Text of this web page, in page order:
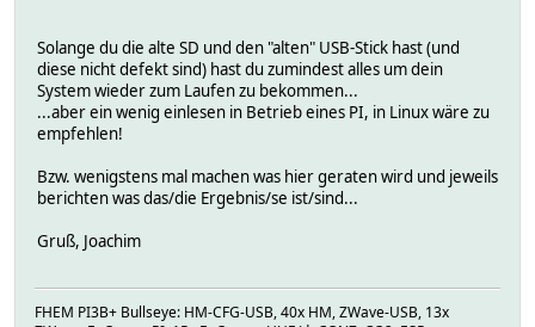
Solange du die alte SD und den "alten" USB-Stick hast (und
diese nicht defekt sind) hast du zumindest alles um dein
System wieder zum Laufen zu bekommen...
...aber ein wenig einlesen in Betrieb eines PI, in Linux wäre zu
empfehlen!
Bzw. wenigstens mal machen was hier geraten wird und jeweils
berichten was das/die Ergebnis/se ist/sind...
Gruß, Joachim
FHEM PI3B+ Bullseye: HM-CFG-USB, 40x HM, ZWave-USB, 13x